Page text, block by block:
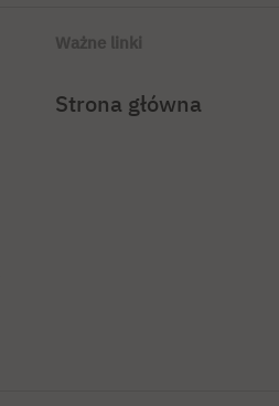
Ważne linki
Strona główna